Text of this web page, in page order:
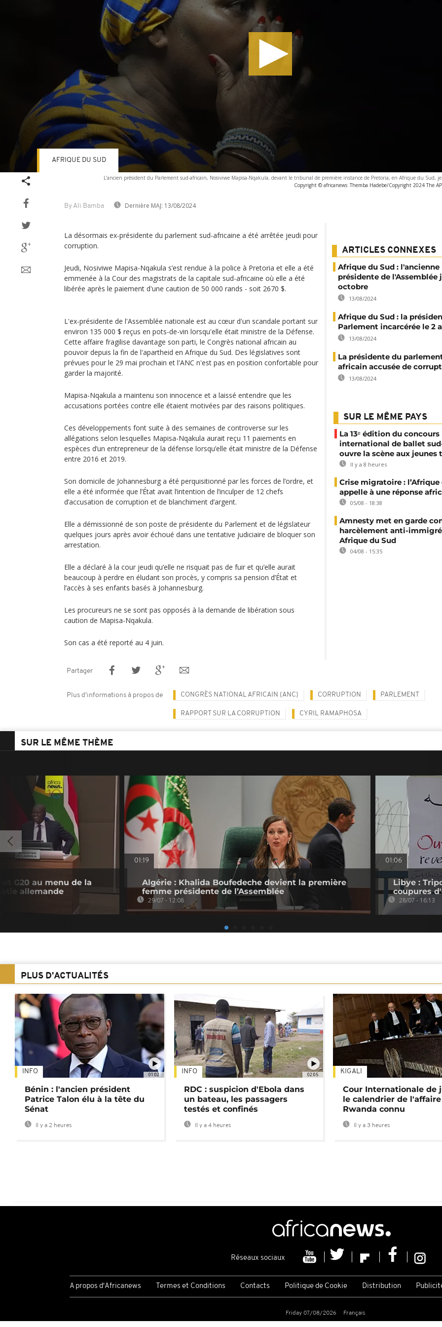
L’ancien président du Parlement sud-africain, Nosiviwe Mapisa-Nqakula, devant le tribunal de première instance de Pretoria, en Afrique du Sud,
Copyright © africanews Themba Hadebe/Copyright 2024 The
By Ali Bamba Dernière MAJ: 13/08/2024
AFRIQUE DU SUD
La désormais ex-présidente du parlement sud-africaine a été arrêtée jeudi pour
corruption.
Jeudi, Nosiviwe Mapisa-Nqakula s’est rendue à la police à Pretoria et elle a été
emmenée à la Cour des magistrats de la capitale sud-africaine où elle a été
libérée après le paiement d'une caution de 50 000 rands - soit 2670 $.
L'ex-présidente de l'Assemblée nationale est au cœur d'un scandale portant sur
environ 135 000 $ reçus en pots-de-vin lorsqu'elle était ministre de la Défense.
Cette affaire fragilise davantage son parti, le Congrès national africain au
pouvoir depuis la fin de l'apartheid en Afrique du Sud. Des législatives sont
prévues pour le 29 mai prochain et l'ANC n'est pas en position confortable pour
garder la majorité.
Mapisa-Nqakula a maintenu son innocence et a laissé entendre que les
accusations portées contre elle étaient motivées par des raisons politiques.
Ces développements font suite à des semaines de controverse sur les
allégations selon lesquelles Mapisa-Nqakula aurait reçu 11 paiements en
espèces d’un entrepreneur de la défense lorsqu’elle était ministre de la Défense
entre 2016 et 2019.
Son domicile de Johannesburg a été perquisitionné par les forces de l’ordre, et
elle a été informée que l’État avait l’intention de l’inculper de 12 chefs
d’accusation de corruption et de blanchiment d’argent.
Elle a démissionné de son poste de présidente du Parlement et de législateur
quelques jours après avoir échoué dans une tentative judiciaire de bloquer son
arrestation.
Elle a déclaré à la cour jeudi qu’elle ne risquait pas de fuir et qu’elle aurait
beaucoup à perdre en éludant son procès, y compris sa pension d’État et
l’accès à ses enfants basés à Johannesburg.
Les procureurs ne se sont pas opposés à la demande de libération sous
caution de Mapisa-Nqakula.
Son cas a été reporté au 4 juin.
ARTICLES CONNEXES
Afrique du Sud : l'ancienne
présidente de l'Assemblée
octobre
13/08/2024
Afrique du Sud : la
Parlement incarcérée le 2
13/08/2024
La présidente du
africain accusée de
13/08/2024
SUR LE MÊME PAYS
La 13ᵉ édition du concours
international de ballet
ouvre la scène aux jeunes
Il y a 8 heures
Crise migratoire : l’Afrique
appelle à une réponse
05/08 - 18:38
Amnesty met en garde
harcèlement anti-
Afrique du Sud
04/08 - 15:35
Partager
Plus d'informations à propos de CONGRÈS NATIONAL AFRICAIN (ANC) CORRUPTION PARLEMENT
RAPPORT SUR LA CORRUPTION CYRIL RAMAPHOSA
SUR LE MÊME THÈME
G20 au menu de la
allemande
01:19
Algérie : Khalida Boufedeche devient la première
femme présidente de l’Assemblée
29/07 - 12:08
01:06
Libye :
coupures
28/07 - 16:13
PLUS D'ACTUALITÉS
01:02
INFO
Bénin : l'ancien président
Patrice Talon élu à la tête du
Sénat
Il y a 2 heures
02:05
INFO
RDC : suspicion d'Ebola dans
un bateau, les passagers
testés et confinés
Il y a 4 heures
KIGALI
Cour Internationale de
le calendrier de l'affaire
Rwanda connu
Il y a 3 heures
Réseaux sociaux
A propos d'Africanews Termes et Conditions Contacts Politique de Cookie Distribution
Friday 07/08/2026